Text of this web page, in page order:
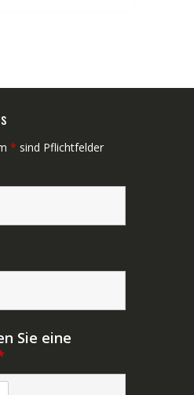
* sind Pflichtfelder
Sie eine